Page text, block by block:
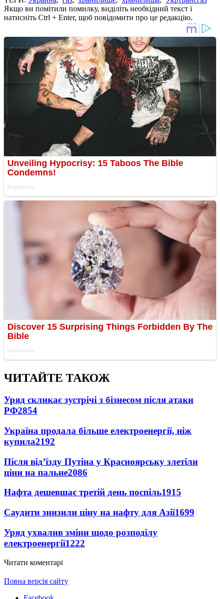
Якщо ви помітили помилку, виділіть необхідний текст і
натисніть Ctrl + Enter, щоб повідомити про це редакцію.
ЧИТАЙТЕ ТАКОЖ
Уряд скликає зустрічі з бізнесом після атаки
РФ2854
Україна продала більше електроенергії, ніж
купила2192
Після від’їзду Путіна у Красноярську злетіли
ціни на пальне2086
Нафта дешевшає третій день поспіль1915
Саудити знизили ціну на нафту для Азії1699
Уряд ухвалив зміни щодо розподілу
електроенергії1222
Читати коментарі
Повна версія сайту